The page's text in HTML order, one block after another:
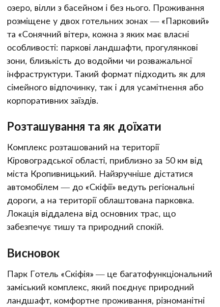
озеро, вілли з басейном і без нього. Проживання
розміщене у двох готельних зонах — «Парковий»
та «Сонячний вітер», кожна з яких має власні
особливості: паркові ландшафти, прогулянкові
зони, близькість до водойми чи розважальної
інфраструктури. Такий формат підходить як для
сімейного відпочинку, так і для усамітнення або
корпоративних заїздів.
Розташування та як доїхати
Комплекс розташований на території
Кіровоградської області, приблизно за 50 км від
міста Кропивницький. Найзручніше дістатися
автомобілем — до «Скіфії» ведуть регіональні
дороги, а на території облаштована парковка.
Локація віддалена від основних трас, що
забезпечує тишу та природний спокій.
Висновок
Парк Готель «Скіфія» — це багатофункціональний
заміський комплекс, який поєднує природний
ландшафт, комфортне проживання, різноманітні